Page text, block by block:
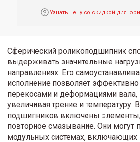
Узнать цену со скидкой для
Сферический роликоподшипник
выдерживать значительные
направлениях. Его
исполнение позволяет эффективно
перекосами и деформациями вала,
увеличивая трение и температуру.
подшипников включены
повторное смазывание. Они могут
модульных системах, включающих